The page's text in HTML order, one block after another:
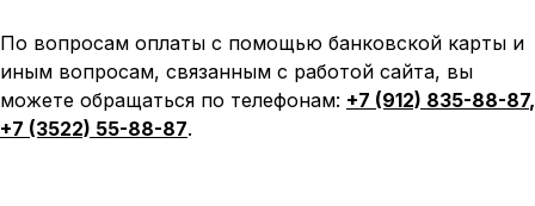
По вопросам оплаты с помощью банковской карты и
иным вопросам, связанным с работой сайта, вы
можете обращаться по телефонам: +7 (912) 835-88-87,
+7 (3522) 55-88-87.